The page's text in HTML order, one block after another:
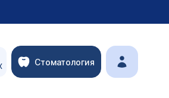
Стоматология